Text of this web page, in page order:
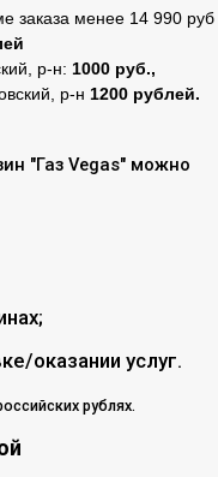
заказа менее 14 990 руб
р-н: 1000 руб.,
р-н 1200 рублей.
"Газ Vegas" можно
оказании услуг.
рублях.